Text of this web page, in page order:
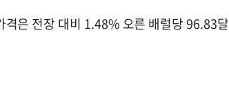
은 전장 대비 1.48% 오른 배럴당 96.83달